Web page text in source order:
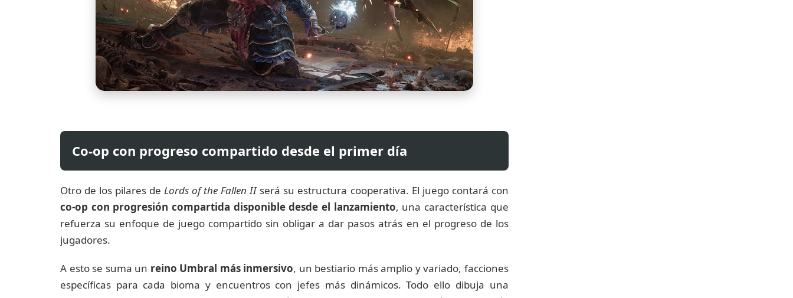
Co-op con progreso compartido desde el primer día
Otro de los pilares deLords of the Fallen IIserá su estructura cooperativa. El juego contará con
co-op con progresión compartida disponible desde el lanzamiento, una característica que
refuerza su enfoque de juego compartido sin obligar a dar pasos atrás en el progreso de los
jugadores.
A esto se suma un reino Umbral más inmersivo, un bestiario más amplio y variado, facciones
específicas para cada bioma y encuentros con jefes más dinámicos. Todo ello dibuja una